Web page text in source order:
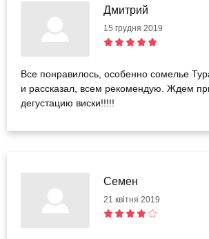
Дмитрий
15 грудня 2019
Все понравилось, особенно сомелье
и рассказал, всем рекомендую. Ждем
дегустацию виски!!!!!
Семен
21 квітня 2019